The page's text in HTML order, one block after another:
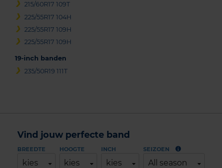
215/60R17 109T
225/55R17 104H
225/55R17 109H
225/55R17 109H
19-inch banden
235/50R19 111T
Vind jouw perfecte band
BREEDTE
kies
HOOGTE
kies
INCH
kies
SEIZOEN
All season